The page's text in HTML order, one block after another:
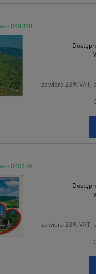
- 048318
zawiera 23% VAT,
- 040176
zawiera 23% VAT,